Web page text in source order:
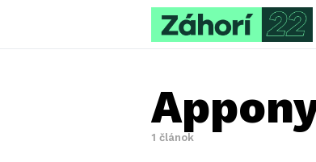
1 článok